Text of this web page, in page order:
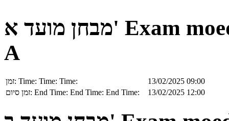
מבחן מועד א' Exam
A
זמן: Time: Time: Time:
13/02/2025 09:00
זמן סיום: End Time: End Time: End Time: 13/02/2025 12:00